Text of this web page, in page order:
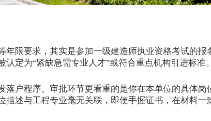
限要求，其实是参加一级建造师执业资格考试的报
定为“紧缺急需专业人才”或符合重点机构引进标准。
户程序。审批环节更看重的是你在本单位的具体岗
述与工程专业毫无关联，即便手握证书，在材料一